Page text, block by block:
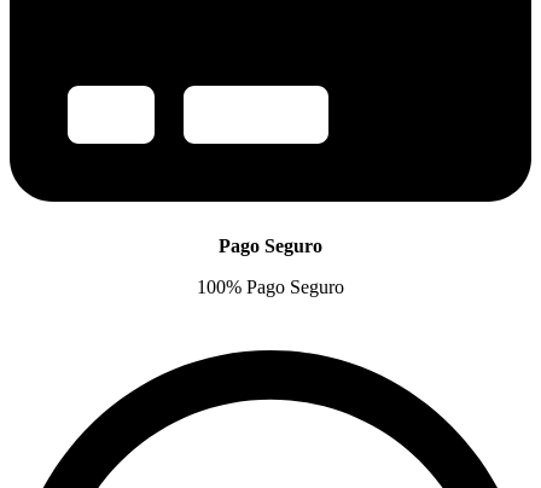
Pago Seguro
100% Pago Seguro